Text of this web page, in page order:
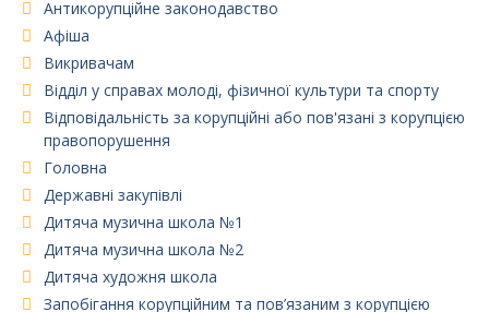
Антикорупційне законодавство
Афіша
Викривачам
Відділ у справах молоді, фізичної культури та спорту
Відповідальність за корупційні або пов'язані з корупцією
правопорушення
Головна
Державні закупівлі
Дитяча музична школа №1
Дитяча музична школа №2
Дитяча художня школа
Запобігання корупційним та пов’язаним з корупцією